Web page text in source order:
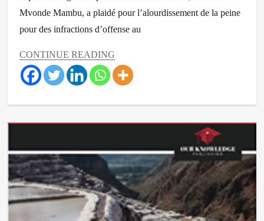
Mvonde Mambu, a plaidé pour l’alourdissement de la peine
pour des infractions d’offense au
CONTINUE READING
Actualités